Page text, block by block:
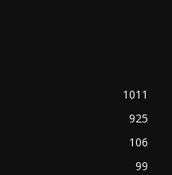
1011
925
106
99